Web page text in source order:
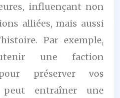
influençant non
alliées, mais aussi
Par exemple,
une faction
préserver vos
entraîner une